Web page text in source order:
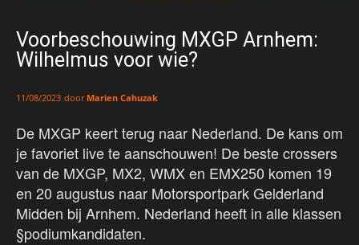
Voorbeschouwing MXGP Arnhem:
Wilhelmus voor wie?
11/08/2023 door Marien Cahuzak
De MXGP keert terug naar Nederland. De kans om
je favoriet live te aanschouwen! De beste crossers
van de MXGP, MX2, WMX en EMX250 komen 19
en 20 augustus naar Motorsportpark Gelderland
Midden bij Arnhem. Nederland heeft in alle klassen
§podiumkandidaten.